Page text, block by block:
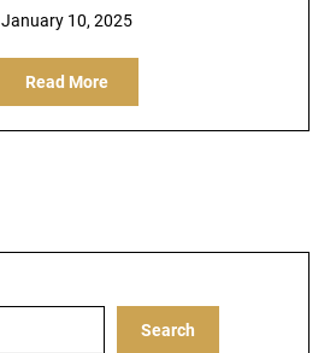
January 10, 2025
Read More
Search